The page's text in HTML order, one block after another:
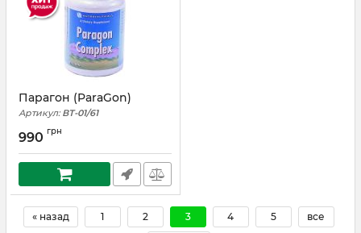
Парагон (ParaGon)
Артикул: ВТ-01/61
990 грн
« назад 1 2 3 4 5 все